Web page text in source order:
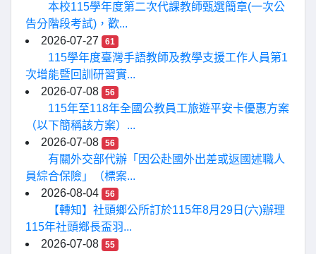
本校115學年度第二次代課教師甄選簡章(一次公
告分階段考試)，歡...
2026-07-27
61
115學年度臺灣手語教師及教學支援工作人員第1
次增能暨回訓研習實...
2026-07-08
56
115年至118年全國公教員工旅遊平安卡優惠方案
（以下簡稱該方案）...
2026-07-08
56
有關外交部代辦「因公赴國外出差或返國述職人
員綜合保險」（標案...
2026-08-04
56
【轉知】社頭鄉公所訂於115年8月29日(六)辦理
115年社頭鄉長盃羽...
2026-07-08
55